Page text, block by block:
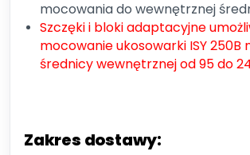
mocowania do wewnętrznej
Szczęki i bloki adaptacyjne
mocowanie ukosowarki ISY 250B
średnicy wewnętrznej od 95 do
Zakres dostawy: